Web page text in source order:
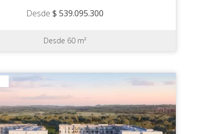
Desde$ 539.095.300
Desde 60 m²